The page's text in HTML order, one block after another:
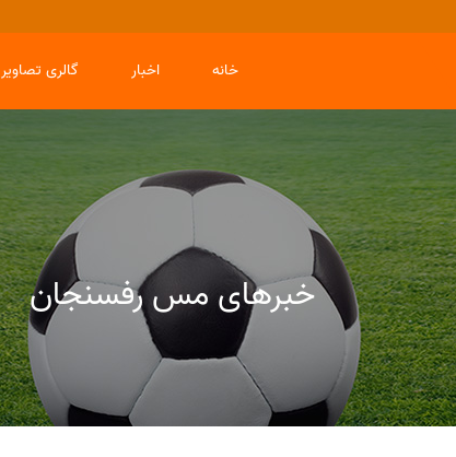
گالری تصاویر اخبار خانه
خبرهای مس رفسنجان